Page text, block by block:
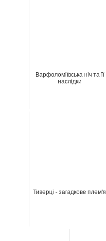
Варфоломіївська ніч та її
наслідки
Тиверці - загадкове плем'я